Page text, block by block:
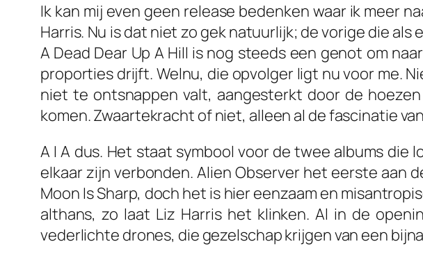
Ik kan mij even geen release bedenken waar ik meer
Harris. Nu is dat niet zo gek natuurlijk; de vorige die
A Dead Dear Up A Hill is nog steeds een genot om
proporties drijft. Welnu, die opvolger ligt nu voor me.
niet te ontsnappen valt, aangesterkt door de
komen. Zwaartekracht of niet, alleen al de fascinatie
A I A dus. Het staat symbool voor de twee albums die
elkaar zijn verbonden.Alien Observer het eerste aan
Moon Is Sharp, doch het is hier eenzaam en
althans, zo laat Liz Harris het klinken. Al in de
vederlichte drones, die gezelschap krijgen van een